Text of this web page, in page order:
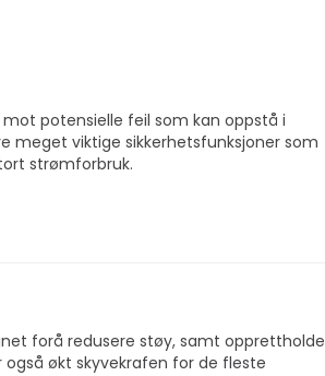
potensielle feil som kan oppstå i
meget viktige sikkerhetsfunksjoner som
strømforbruk.
forå redusere støy, samt opprettholde
økt skyvekrafen for de fleste